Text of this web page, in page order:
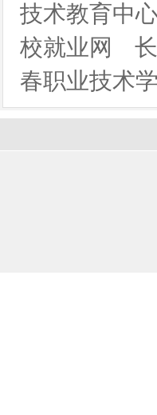
技术教育中
校就业网
春职业技术